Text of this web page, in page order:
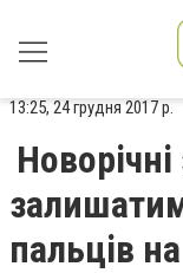
13:25, 24 грудня 2017 р.
пальців